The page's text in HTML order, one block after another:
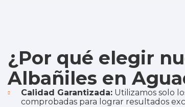
¿Por qué elegir
Albañiles en
Calidad Garantizada: Utilizamos solo
comprobadas para lograr resultados